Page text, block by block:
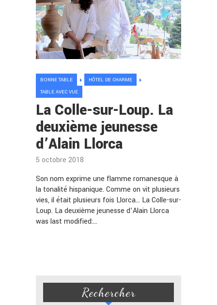
BONNE TABLE
HÔTEL DE CHARME
TABLE AVEC VUE
La Colle-sur-Loup. La
deuxième jeunesse
d’Alain Llorca
5 octobre 2018
Son nom exprime une flamme romanesque à
la tonalité hispanique. Comme on vit plusieurs
vies, il était plusieurs fois Llorca… La Colle-sur-
Loup. La deuxième jeunesse d’Alain Llorca
was last modified:…
Rechercher